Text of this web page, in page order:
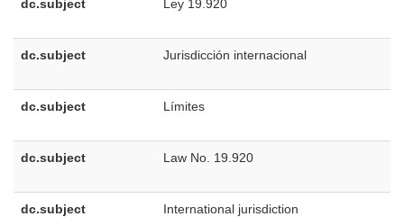
dc.subject Ley 19.920
dc.subject Jurisdicción internacional
dc.subject Límites
dc.subject Law No. 19.920
dc.subject International jurisdiction